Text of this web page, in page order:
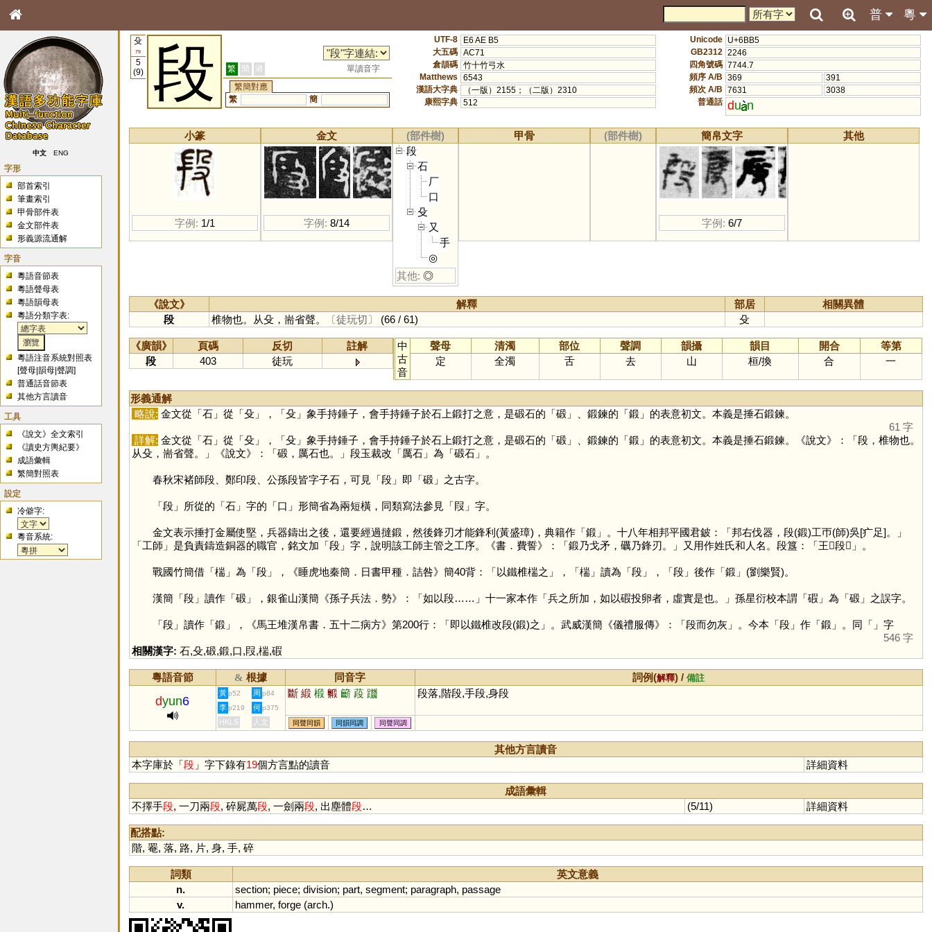
粵
普
中文 ENG
字形
部首索引
筆畫索引
甲骨部件表
金文部件表
形義源流通解
字音
粵語音節表
粵語聲母表
粵語韻母表
粵語分類字表:
粵語注音系統對照表
[聲母 |韻母 |聲調]
普通話音節表
其他方言讀音
工具
《說文》全文索引
《讀史方輿紀要》
成語彙輯
繁簡對照表
設定
冷僻字:
粵音系統:
殳
79
5
(9)
段 繁 簡 港
單讀音字
繁簡對應
繁
簡
UTF-8
E6 AE B5
大五碼 AC71
倉頡碼 竹十竹弓水
Matthews
6543
漢語大字典
（一版）2155；（二版）2310
康熙字典 512
Unicode U+6BB5
GB2312 2246
四角號碼 7744.7
頻序 A/B 369
391
頻次 A/B 7631
3038
普通話 du n
小篆
字例: 1/1
金文
字例: 8/14
(部件樹)
段
石
厂
口
殳
又
手
◎
其他: ◎
甲骨 (部件樹) 簡帛文字
字例: 6/7
其他
《說文》 解釋 部居
相關異體
段
椎物也。从殳，耑省聲。 〔徒玩切〕 (66 / 61) 殳
《廣韻》 頁碼 反切
註解
段
403 徒玩
中
古
音
聲母 清濁 部位 聲調 韻攝 韻目 開合
等第
定
全濁 舌 去 山 桓/換 合 一
形義通解
略說: 金文從「石」從「殳」，「殳」象手持錘子，會手持錘子於石上鍛打之意，是碫石的「碫」、鍛鍊的「鍛 」的表意初文。本義是捶石鍛鍊。
61 字
詳解: 金文從「石」從「殳」，「殳」象手持錘子，會手持錘子於石上鍛打之意，是碫石的「碫」、鍛鍊的「鍛 」的表意初文。本義是捶石鍛鍊。《說文》：「段，椎物也。
从殳，耑省聲。」《說文》：「碫，厲石也。」段玉裁改「厲石」為「碫石」。
春秋宋褚師段、鄭印段、公孫段皆字子石，可見「段」即「碫」之古字。
「段」所從的「石」字的「口 」形簡省為兩短橫，同類寫法參見「叚 」字。
金文表示捶打金屬使堅，兵器鑄出之後，還要經過撻鍛，然後鋒刃才能鋒利(黃盛璋)，典籍作「鍛 」。十八年相邦平國君鈹：「邦右伐器，段(鍛)工帀(師)吳[疒足]。」
「工師」是負責鑄造銅器的職官，銘文加「段」字，說明該工師主管之工序。《書．費誓》：「鍛乃戈矛，礪乃鋒刃。」又用作姓氏和人名。段簋：「王𥣫段𤯍」。
戰國竹簡借「椯」為「段」，《睡虎地秦簡．日書甲種．詰咎》簡40背：「以鐵椎椯之」，「椯」讀為「段」，「段」後作「鍛 」(劉樂賢)。
漢簡「段」讀作「碫」，銀雀山漢簡《孫子兵法．勢》：「如以段……」十一家本作「兵之所加，如以碬投卵者，虛實是也。」孫星衍校本謂「碬 」為「碫」之誤字。
「段」讀作「鍛 」，《馬王堆漢帛書．五十二病方》第200行：「即以鐵椎改段(鍛)之」。武威漢簡《儀禮服傳》：「段而勿灰」。今本「段」作「鍛 」。同「」字
546 字
相關漢字: 石,殳,碫,鍛,口,叚,椯,碬
粵語音節 & 根據 同音字 詞例(解釋) /備註
dyun6
黃 p52 周 p84 斷 緞 椴 毈 籪 葮 躖 段落,階段,手段,身段
李 p219 何 p375
HKLS 人文 同聲同韻 同韻同調 同聲同調
其他方言讀音
本字庫於「段」字下錄有19個方言點的讀音 詳細資料
成語彙輯
不擇手段, 一刀兩段, 碎屍萬段, 一劍兩段, 出塵體段… (5/11) 詳細資料
配搭點:
階, 罨, 落, 路, 片, 身, 手, 碎
詞類
英文意義
n.
section; piece; division; part, segment; paragraph, passage
v.
hammer, forge(arch.)